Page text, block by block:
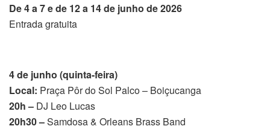
De 4 a 7 e de 12 a 14 de junho de 2026
Entrada gratuita
4 de junho (quinta-feira)
Local: Praça Pôr do Sol Palco – Boiçucanga
20h – DJ Leo Lucas
20h30 –Samdosa & Orleans Brass Band